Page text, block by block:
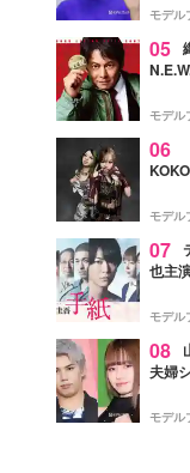
そう
モデル
05
徴す
モデル
06
リリ
モデル
07
也主
モデル
08
夫婦
モデル